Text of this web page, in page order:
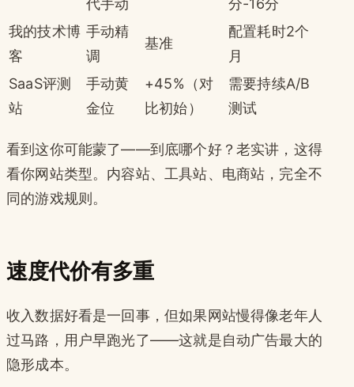
代手动
分-16分
我的技术博
客
手动精
调
基准
配置耗时2个
月
SaaS评测
站
手动黄
金位
+45%（对
比初始）
需要持续A/B
测试
看到这你可能蒙了——到底哪个好？老实讲，这得
看你网站类型。内容站、工具站、电商站，完全不
同的游戏规则。
速度代价有多重
收入数据好看是一回事，但如果网站慢得像老年人
过马路，用户早跑光了——这就是自动广告最大的
隐形成本。